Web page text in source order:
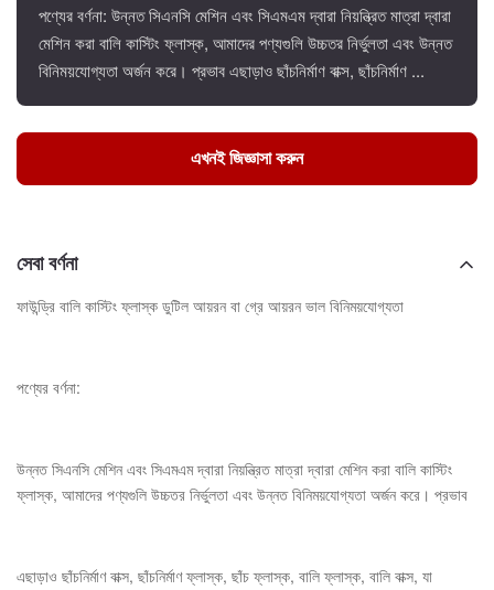
পণ্যের বর্ণনা: উন্নত সিএনসি মেশিন এবং সিএমএম দ্বারা নিয়ন্ত্রিত মাত্রা দ্বারা
মেশিন করা বালি কাস্টিং ফ্লাস্ক, আমাদের পণ্যগুলি উচ্চতর নির্ভুলতা এবং উন্নত
বিনিময়যোগ্যতা অর্জন করে। প্রভাব এছাড়াও ছাঁচনির্মাণ বাক্স, ছাঁচনির্মাণ ...
এখনই জিজ্ঞাসা করুন
সেবা বর্ণনা
ফাউন্ড্রি বালি কাস্টিং ফ্লাস্ক ডুটিল আয়রন বা গ্রে আয়রন ভাল বিনিময়যোগ্যতা
পণ্যের বর্ণনা:
উন্নত সিএনসি মেশিন এবং সিএমএম দ্বারা নিয়ন্ত্রিত মাত্রা দ্বারা মেশিন করা বালি কাস্টিং
ফ্লাস্ক, আমাদের পণ্যগুলি উচ্চতর নির্ভুলতা এবং উন্নত বিনিময়যোগ্যতা অর্জন করে। প্রভাব
এছাড়াও ছাঁচনির্মাণ বাক্স, ছাঁচনির্মাণ ফ্লাস্ক, ছাঁচ ফ্লাস্ক, বালি ফ্লাস্ক, বালি বাক্স, যা